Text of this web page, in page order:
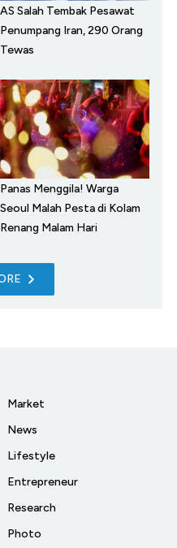
AS Salah Tembak Pesawat
Penumpang Iran, 290 Orang
Tewas
Panas Menggila! Warga
Seoul Malah Pesta di Kolam
Renang Malam Hari
Market
News
Lifestyle
Entrepreneur
Research
Photo